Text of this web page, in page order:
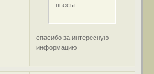
пьесы.
спасибо за интересную
информацию